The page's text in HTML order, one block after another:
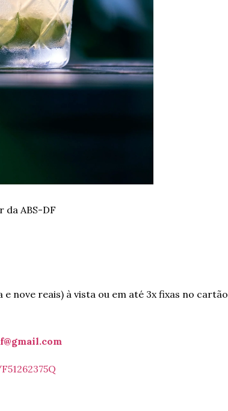
da ABS-DF
e nove reais) à vista ou em até 3x fixas no cartão